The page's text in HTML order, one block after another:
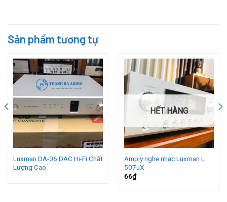
Sản phẩm tương tự
Luxman DA-06 DAC Hi-Fi Chất
Lượng Cao
HẾT HÀNG
Amply nghe nhạc Luxman L
507uX
66₫